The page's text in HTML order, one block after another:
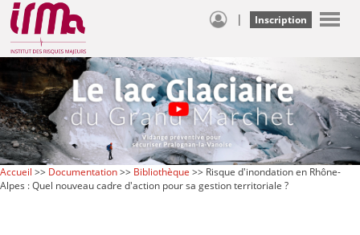
| Inscription
Accueil >> Documentation>> Bibliothèque >> Risque d'inondation en Rhône-
Alpes : Quel nouveau cadre d'action pour sa gestion territoriale ?